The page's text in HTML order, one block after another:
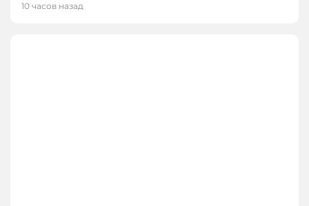
10 часов назад